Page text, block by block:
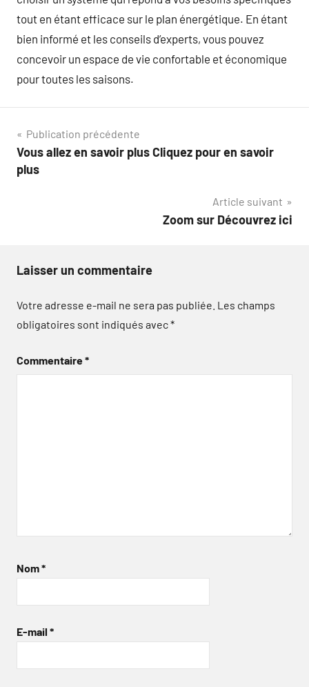
tout en étant efficace sur le plan énergétique. En étant
bien informé et les conseils d’experts, vous pouvez
concevoir un espace de vie confortable et économique
pour toutes les saisons.
Navigation
de
Publication précédente
Vous allez en savoir plus Cliquez pour en savoir
plus
Article suivant
Zoom sur Découvrez ici
Laisser un commentaire
Votre adresse e-mail ne sera pas publiée. Les champs
obligatoires sont indiqués avec*
Commentaire*
Nom*
E-mail *